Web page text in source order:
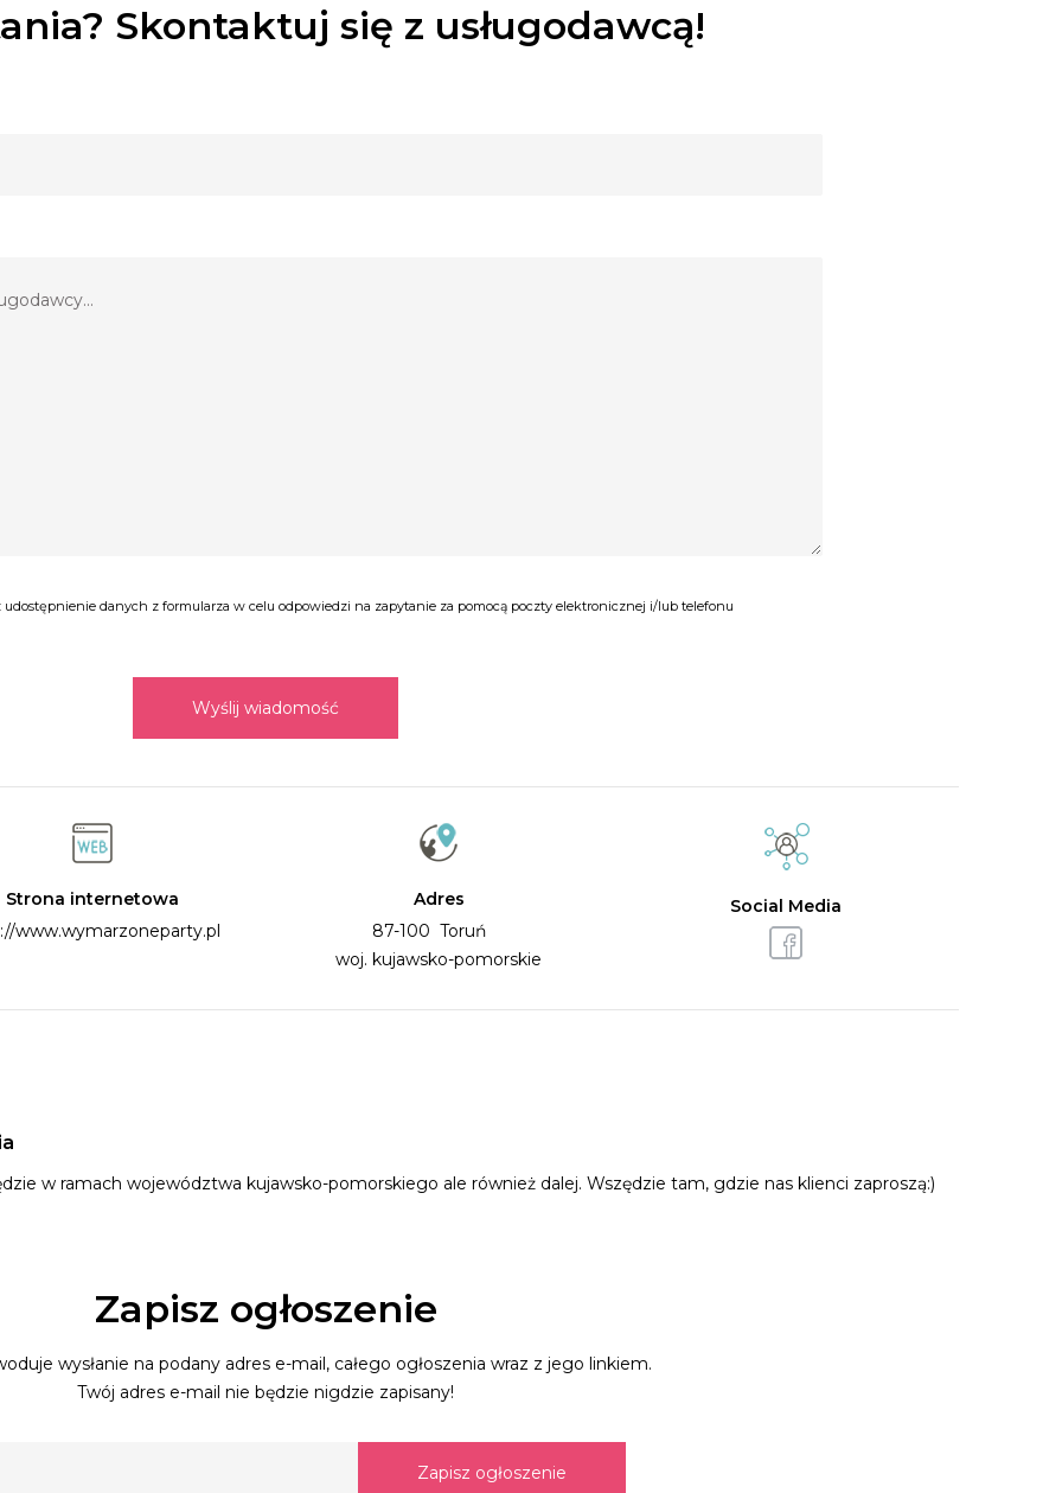
Skontaktuj się z usługodawcą!
danych z formularza w celu odpowiedzi na zapytanie za pomocą poczty elektronicznej i/lub telefonu
Wyślij wiadomość
Strona internetowa
www.wymarzoneparty.pl
Adres
87-100 Toruń
woj. kujawsko-pomorskie
Social Media
w ramach województwa kujawsko-pomorskiego ale również dalej. Wszędzie tam, gdzie nas klienci zaproszą:)
Zapisz ogłoszenie
wysłanie na podany adres e-mail, całego ogłoszenia wraz z jego linkiem.
Twój adres e-mail nie będzie nigdzie zapisany!
Zapisz ogłoszenie